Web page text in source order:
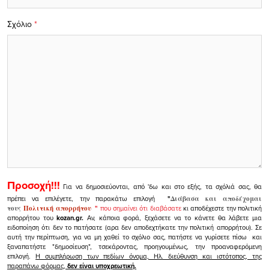
Σχόλιο *
Προσοχή!!! Για να δημοσιεύονται, από 'δω και στο εξής, τα σχόλιά σας, θα
πρέπει να επιλέγετε, την παρακάτω επιλογή
"Διάβασα και αποδέχομαι
τουςΠολιτική απορρήτου" που σημαίνει ότι διαβάσατεκι αποδέχεστε την πολιτική
απορρήτου τουkozan.gr. Αν, κάποια φορά, ξεχάσετε να το κάνετε θα λάβετε μια
ειδοποίηση ότι δεν το πατήσατε (αρα δεν αποδεχτήκατε την πολιτική απορρήτου). Σε
αυτή την περίπτωση, για να μη χαθεί το σχόλιο σας, πατήστε να γυρίσετε πίσω και
ξαναπατήστε "δημοσίευση", τσεκάροντας, προηγουμένως, την προαναφερόμενη
επιλογή.Η συμπλήρωση των πεδίων όνομα, Ηλ. διεύθυνση και ιστότοπος, της
παραπάνω φόρμας, δεν είναι υποχρεωτική.